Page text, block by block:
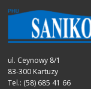
ul. Ceynowy 8/1
83-300 Kartuzy
Tel.: (58) 685 41 66